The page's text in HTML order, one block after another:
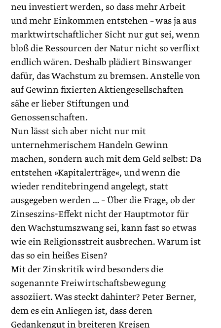
neu investiert werden, so dass mehr Arbeit
und mehr Einkommen entstehen – was ja aus
marktwirtschaftlicher Sicht nur gut sei, wenn
bloß die Ressourcen der Natur nicht so verflixt
endlich wären. Deshalb plädiert Binswanger
dafür, das Wachstum zu bremsen. Anstelle von
auf Gewinn fixierten Aktiengesellschaften
sähe er lieber Stiftungen und
Genossenschaften.
Nun lässt sich aber nicht nur mit
unternehmerischem Handeln Gewinn
machen, sondern auch mit dem Geld selbst: Da
entstehen »Kapitalerträge«, und wenn die
wieder renditebringend angelegt, statt
ausgegeben werden … – Über die Frage, ob der
Zinseszins-Effekt nicht der Hauptmotor für
den Wachstumszwang sei, kann fast so etwas
wie ein Religionsstreit ausbrechen. Warum ist
das so ein heißes Eisen?
Mit der Zinskritik wird besonders die
sogenannte Freiwirtschaftsbewegung
assoziiert. Was steckt dahinter? Peter Berner,
dem es ein Anliegen ist, dass deren
Gedankengut in breiteren Kreisen